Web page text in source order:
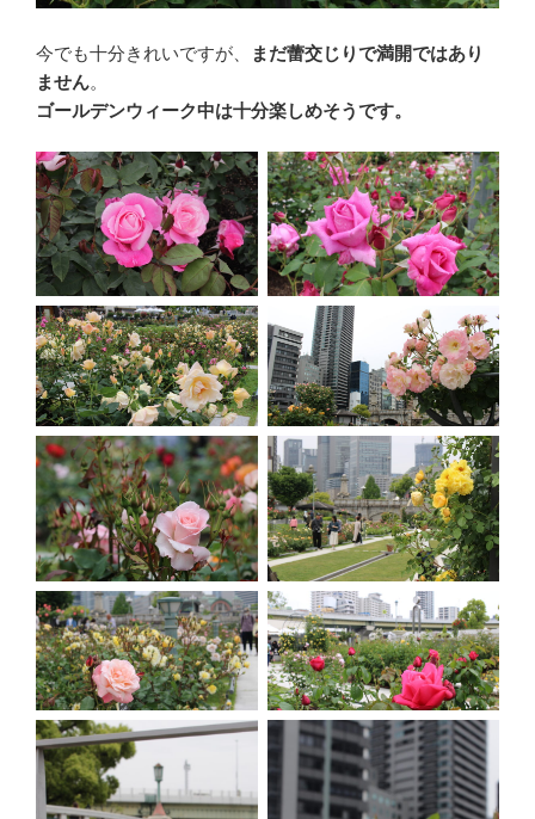
今でも十分きれいですが、
まだ蕾交じりで満開ではあり
ません。
ゴールデンウィーク中は十分楽しめそうです。